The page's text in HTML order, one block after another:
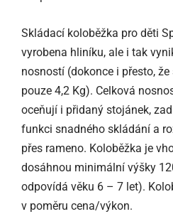
Skládací koloběžka pro děti
vyrobena hliníku, ale i tak
nosností (dokonce i přesto,
pouze 4,2 Kg). Celková
oceňují i přidaný stojánek,
funkci snadného skládání a
přes rameno. Koloběžka je
dosáhnou minimální výšky
odpovídá věku 6 – 7 let).
v poměru cena/výkon.